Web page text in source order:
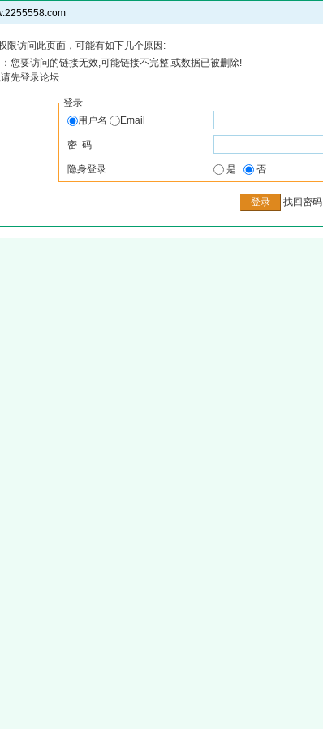
限访问此页面，可能有如下几个原因:
您要访问的链接无效,可能链接不完整,或数据已被删除!
先登录论坛
登录
用户名
Email
密 码
隐身登录 是 否
找回密码